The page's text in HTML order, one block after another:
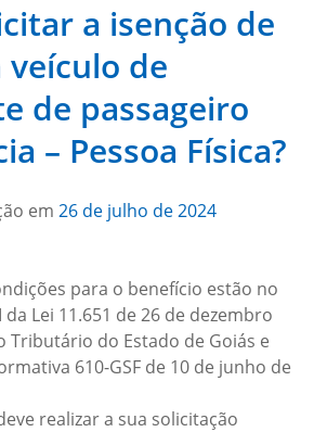
a isenção de
veículo de
de passageiro
– Pessoa Física?
em 26 de julho de 2024
para o benefício estão no
Lei 11.651 de 26 de dezembro
Tributário do Estado de Goiás e
610-GSF de 10 de junho de
realizar a sua solicitação